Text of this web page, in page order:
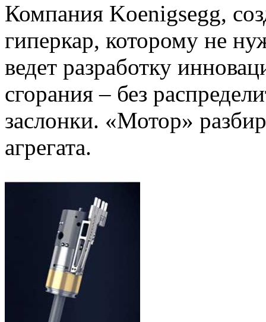
Компания Koenigsegg,
гиперкар, которому не
ведет разработку
сгорания – без
заслонки. «Мотор»
агрегата.